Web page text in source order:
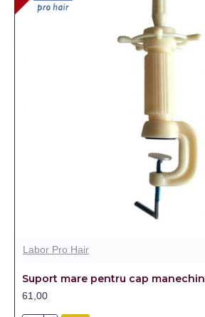
Labor Pro Hair
Suport mare pentru cap manechin
61,00